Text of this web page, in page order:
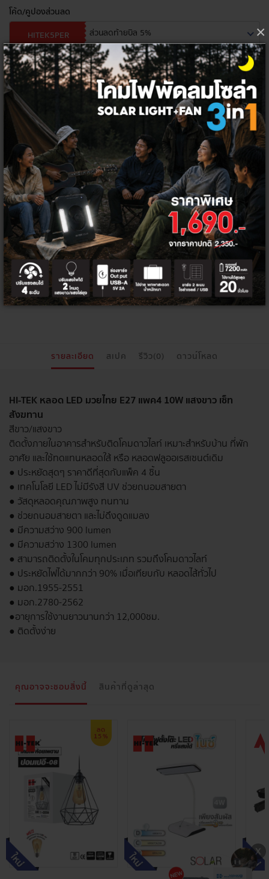
×
โค้ด/คูปองส่วนลด
HITEK5PER ส่วนลดท้ายบิล 5%
จำนวน
เพิ่มลงตะกร้า ซื้อเลย
กลุ่มสินค้า: หลอดไฟ
ประเภทสินค้า: หลอดไฟ แอล อี ดี
หมวดสินค้า: หลอดไฟ แอลอีดี ขั้วเกลียว E27
TAGS : ห้องต่างๆ
แชร์ :
รายละเอียด สเปค รีวิว(0) ดาวน์โหลด
HI-TEK หลอด LED มวยไทย E27 แพค4 10W แสงขาว เซ็ท
สังฆทาน
สีขาว/แสงขาว
ติดตั้งภายในอาคารสำหรับติดโคมดาวไลท์ เหมาะสำหรับบ้าน ที่พัก
อาศัย และใช้ทดแทนหลอดใส้ หรือ หลอดฟลูออเรสเซนต์เดิม
● ประหยัดสุดๆ ราคาดีที่สุดกับแพ็ค 4 ชิ้น
● เทคโนโลยี LED ไม่มีรังสี UV ช่วยถนอมสายตา
● วัสดุหลอดคุณภาพสูง ทนทาน
● ช่วยถนอมสายตา และไม่ดึงดูดแมลง
● มีความสว่าง 900 lumen
● มีความสว่าง 1300 lumen
● สามารถติดตั้งในโคมทุกประเภท รวมถึงโคมดาวไลท์
● ประหยัดไฟได้มากกว่า 90% เมื่อเทียบกับ หลอดไส้ทั่วไป
● มอก.1955-2551
● มอก.2780-2562
●อายุการใช้งานยาวนานกว่า 12,000ชม.
● ติดตั้งง่าย
คุณอาจจะชอบสิ่งนี้ สินค้าที่ดูล่าสุด
ลด
15%